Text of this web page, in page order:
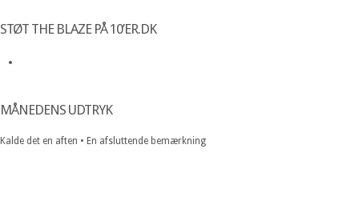
STØT THE BLAZE PÅ 10’ER.DK
MÅNEDENS UDTRYK
Kalde det en aften • En afsluttende bemærkning